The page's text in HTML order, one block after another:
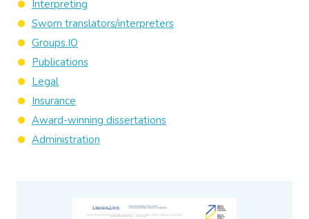
Interpreting
Sworn translators/interpreters
Groups.IO
Publications
Legal
Insurance
Award-winning dissertations
Administration